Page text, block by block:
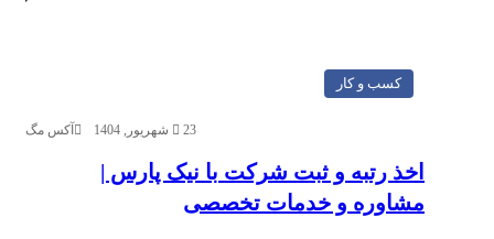
کسب و کار
آکس مگ 23 شهریور, 1404
اخذ رتبه و ثبت شرکت با نیک پارس |
مشاوره و خدمات تخصصی